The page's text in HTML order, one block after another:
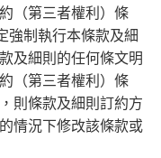
（第三者權利）條
強制執行本條款及細
及細則的任何條文明
（第三者權利）條
則條款及細則訂約方
情況下修改該條款或